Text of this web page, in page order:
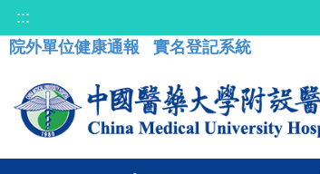
:::
院外單位健康通報
實名登記系統